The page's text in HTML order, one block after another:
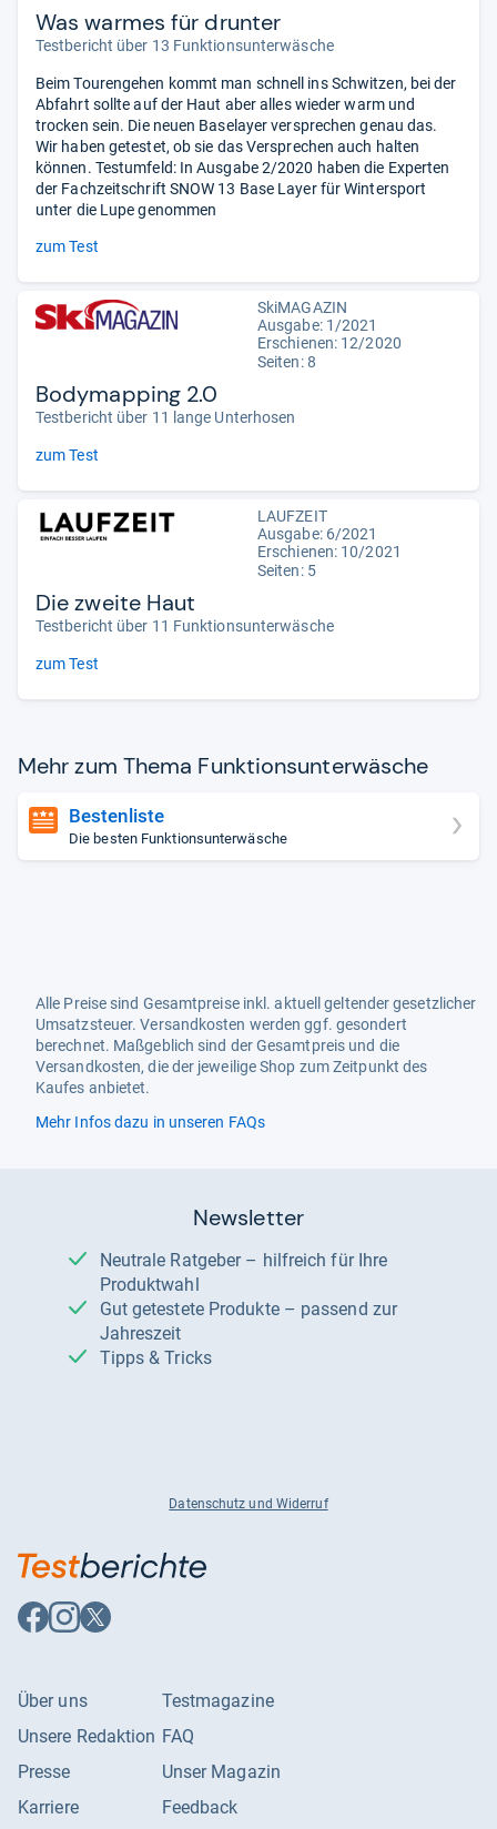
Was warmes für drunter
Testbericht über 13 Funktionsunterwäsche
Beim Tourengehen kommt man schnell ins Schwitzen, bei der
Abfahrt sollte auf der Haut aber alles wieder warm und
trocken sein. Die neuen Baselayer versprechen genau das.
Wir haben getestet, ob sie das Versprechen auch halten
können. Testumfeld: In Ausgabe 2/2020 haben die Experten
der Fachzeitschrift SNOW 13 Base Layer für Wintersport
unter die Lupe genommen
zum Test
SkiMAGAZIN
Ausgabe: 1/2021
Erschienen: 12/2020
Seiten: 8
Bodymapping 2.0
Testbericht über 11 lange Unterhosen
zum Test
LAUFZEIT
Ausgabe: 6/2021
Erschienen: 10/2021
Seiten: 5
Die zweite Haut
Testbericht über 11 Funktionsunterwäsche
zum Test
Mehr zum Thema Funk­ti­ons­un­ter­wä­sche
Bestenliste
Die besten Funktionsunterwäsche
Alle Preise sind Gesamtpreise inkl. aktuell geltender gesetzlicher
Umsatzsteuer. Versandkosten werden ggf. gesondert
berechnet. Maßgeblich sind der Gesamtpreis und die
Versandkosten, die der jeweilige Shop zum Zeitpunkt des
Kaufes anbietet.
Mehr Infos dazu in unseren FAQs
Newsletter
Neutrale Ratgeber – hilfreich für Ihre
Produktwahl
Gut getestete Produkte – passend zur
Jahreszeit
Tipps & Tricks
Datenschutz und Widerruf
Auf
Facebook
Auf
Instagram
Auf
X
Über uns
Unsere Redaktion
Presse
Karriere
Testmagazine
FAQ
Unser Magazin
Feedback